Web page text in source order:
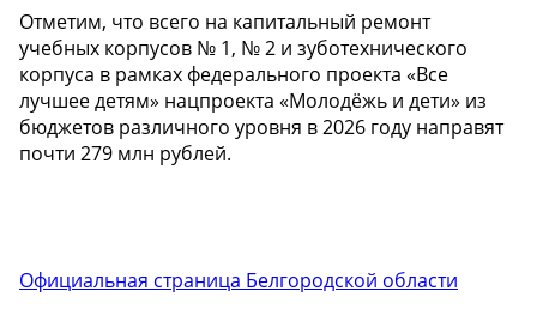
Отметим, что всего на капитальный ремонт
учебных корпусов № 1, № 2 и зуботехнического
корпуса в рамках федерального проекта «Все
лучшее детям» нацпроекта «Молодёжь и дети» из
бюджетов различного уровня в 2026 году направят
почти 279 млн рублей.
Официальная страница Белгородской области